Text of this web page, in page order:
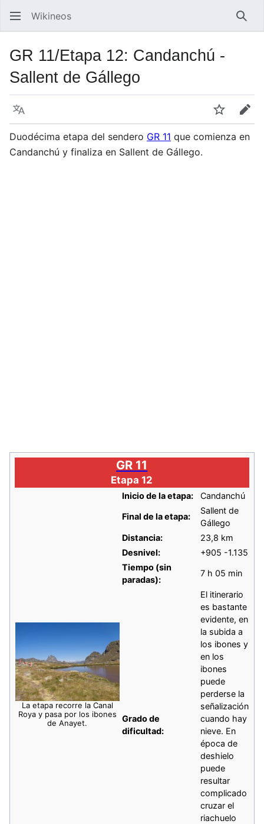
Wikineos
GR 11/Etapa 12: Candanchú -
Sallent de Gállego
Idioma Vigilar
Duodécima etapa del sendero GR 11 que comienza en
Candanchú y finaliza en Sallent de Gállego.
GR 11
Etapa 12
La etapa recorre la Canal
Roya y pasa por los ibones
de Anayet.
Inicio de la etapa: Candanchú
Final de la etapa:
Sallent de
Gállego
Distancia:
23,8 km
Desnivel:
+905 -1.135
Tiempo (sin
paradas):
7 h 05 min
Grado de
dificultad:
El itinerario
es bastante
evidente, en
la subida a
los ibones y
en los
ibones
puede
perderse la
señalización
cuando hay
nieve. En
época de
deshielo
puede
resultar
complicado
cruzar el
riachuelo